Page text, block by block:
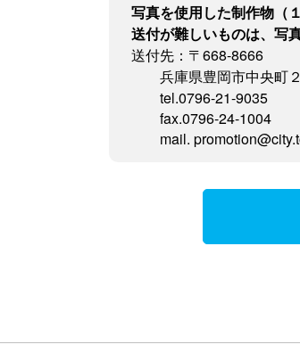
写真を使用した制作物（
送付が難しいものは、写
送付先：〒668-8666
兵庫県豊岡市中央町２
tel.0796-21-9035
fax.0796-24-1004
mail.